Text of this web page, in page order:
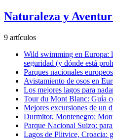
Naturaleza y
9 artículos
Wild swimming en Europa:
seguridad (y dónde está
Parques nacionales
Avistamiento de osos en
Los mejores lagos para
Tour du Mont Blanc: Guía
Mejores excursiones de un
Durmitor, Montenegro:
Parque Nacional Suizo:
Lagos de Plitvice, Croacia: